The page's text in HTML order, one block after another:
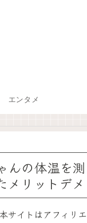
エンタメ
んの体温を
メリットデ
サイトはアフィリ